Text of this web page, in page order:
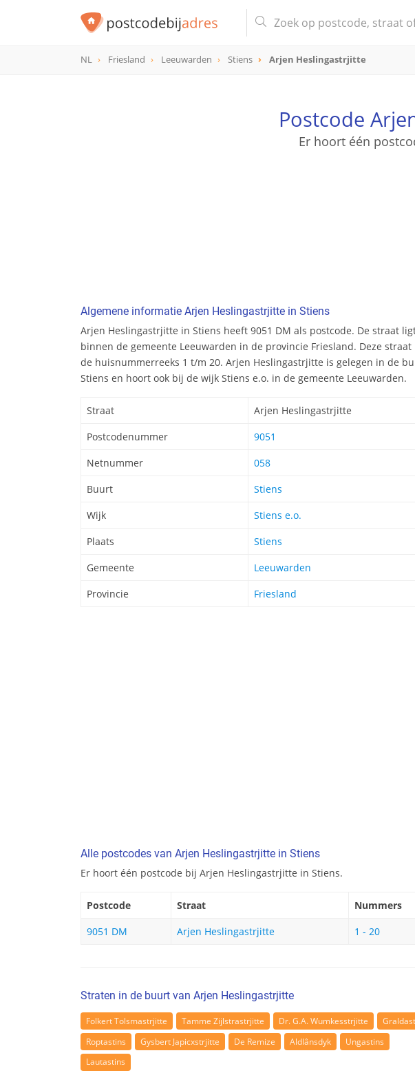
NL Friesland Leeuwarden Stiens Arjen Heslingastrjitte
Postcode
Er hoort één
Algemene informatie Arjen Heslingastrjitte in Stiens
Arjen Heslingastrjitte in Stiens heeft 9051 DM als postcode. De straat
binnen de gemeente Leeuwarden in de provincie Friesland. Deze straat
de huisnummerreeks 1 t/m 20. Arjen Heslingastrjitte is gelegen in de
Stiens en hoort ook bij de wijk Stiens e.o. in de gemeente Leeuwarden.
Straat
Arjen Heslingastrjitte
Postcodenummer
9051
Netnummer
058
Buurt
Stiens
Wijk
Stiens e.o.
Plaats
Stiens
Gemeente
Leeuwarden
Provincie
Friesland
Alle postcodes van Arjen Heslingastrjitte in Stiens
Er hoort één postcode bij Arjen Heslingastrjitte in Stiens.
Postcode Straat
Nummers
9051 DM
Arjen Heslingastrjitte 1 - 20
Straten in de buurt van Arjen Heslingastrjitte
Folkert Tolsmastrjitte Tamme Zijlstrastrjitte Dr. G.A. Wumkesstrjitte
Roptastins
Gysbert Japicxstrjitte De Remize Aldlânsdyk
Ungastins
Lautastins